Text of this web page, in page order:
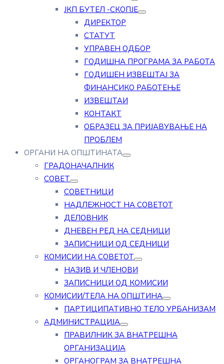
ЈКП БУТЕЛ -СКОПЈЕ
ДИРЕКТОР
СТАТУТ
УПРАВЕН ОДБОР
ГОДИШНА ПРОГРАМА ЗА РАБОТА
ГОДИШЕН ИЗВЕШТАЈ ЗА
ФИНАНСИКО РАБОТЕЊЕ
ИЗВЕШТАИ
КОНТАКТ
ОБРАЗЕЦ ЗА ПРИЈАВУВАЊЕ НА
ПРОБЛЕМ
ОРГАНИ НА ОПШТИНАТА
ГРАДОНАЧАЛНИК
СОВЕТ
СОВЕТНИЦИ
НАДЛЕЖНОСТ НА СОВЕТОТ
ДЕЛОВНИК
ДНЕВЕН РЕД НА СЕДНИЦИ
ЗАПИСНИЦИ ОД СЕДНИЦИ
КОМИСИИ НА СОВЕТОТ
НАЗИВ И ЧЛЕНОВИ
ЗАПИСНИЦИ ОД КОМИСИИ
КОМИСИИ/ТЕЛА НА ОПШТИНА
ПАРТИЦИПАТИВНО ТЕЛО УРБАНИЗАМ
АДМИНИСТРАЦИЈА
ПРАВИЛНИК ЗА ВНАТРЕШНА
ОРГАНИЗАЦИЈА
ОРГАНОГРАМ ЗА ВНАТРЕШНА